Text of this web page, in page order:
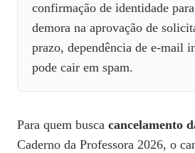
confirmação de identidade
demora na aprovação de
prazo, dependência de e‑mail
pode cair em spam.
Para quem busca cancelamento
Caderno da Professora 2026, o